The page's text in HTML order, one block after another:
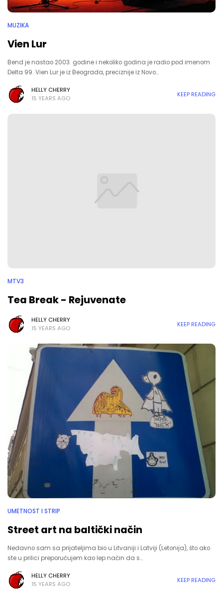
MUZIKA
Vien Lur
Bend je nastao 2003. godine i nekoliko godina je radio pod imenom
Delta 99. Vien Lur je iz Beograda, preciznije iz Novo…
HELLY CHERRY
15 YEARS AGO
KEEP READING
MTV3
Tea Break - Rejuvenate
HELLY CHERRY
15 YEARS AGO
KEEP READING
UMETNOST I STRIP
Street art na baltički način
Nedavno sam sa prijateljima bio u Litvaniji i Latviji (Letonija), što ako
ste u prilici preporučujem kao lep način da s…
HELLY CHERRY
15 YEARS AGO
KEEP READING